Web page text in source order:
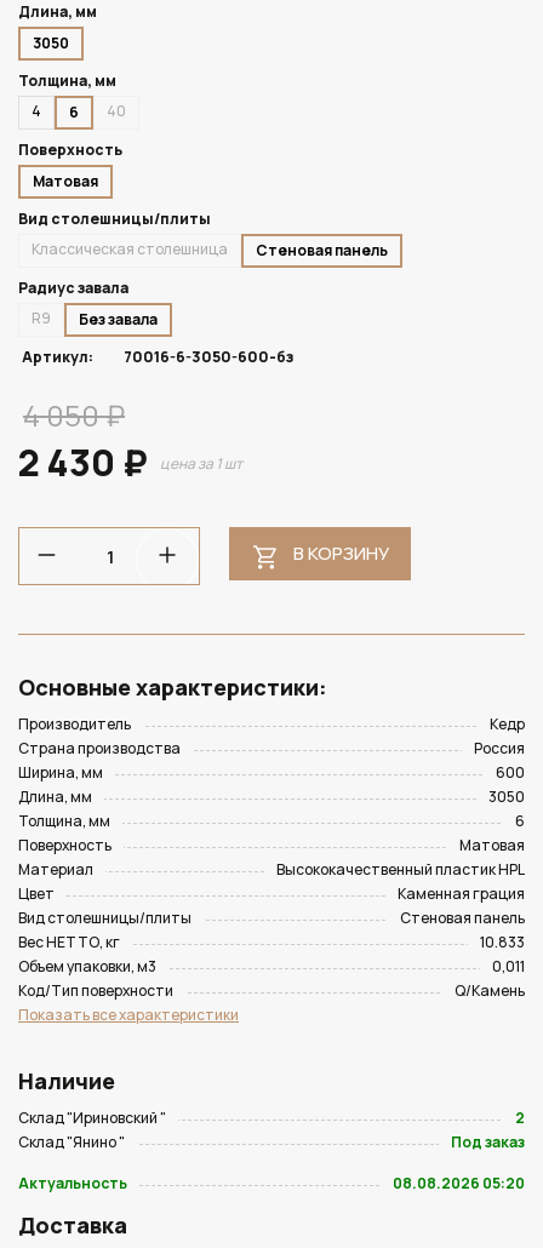
Длина, мм
3050
Толщина, мм
4
6
40
Поверхность
Матовая
Вид столешницы/плиты
Классическая столешница
Стеновая панель
Радиус завала
R9
Без завала
Артикул:
70016-6-3050-600-бз
4 050 ₽
2 430 ₽ цена за 1 шт
В КОРЗИНУ
Основные характеристики:
Производитель
Кедр
Страна производства
Россия
Ширина, мм
600
Длина, мм
3050
Толщина, мм
6
Поверхность
Матовая
Материал
Высококачественный пластик HPL
Цвет
Каменная грация
Вид столешницы/плиты
Стеновая панель
Вес НЕТТО, кг
10.833
Объем упаковки, м3
0,011
Код/Тип поверхности
Q/Камень
Показать все характеристики
Наличие
Склад "Ириновский "
2
Склад "Янино "
Под заказ
Актуальность
08.08.2026 05:20
Доставка